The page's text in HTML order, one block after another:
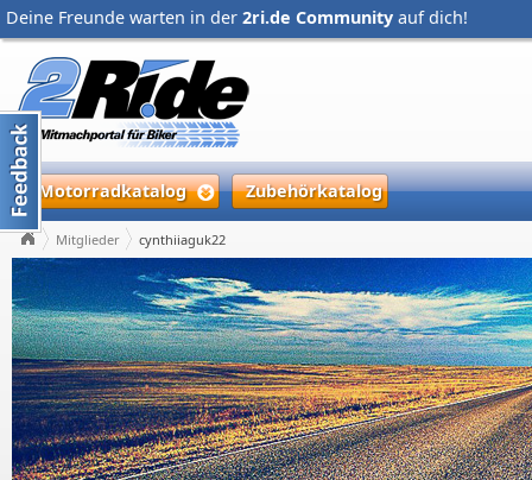
Deine Freunde warten in der 2ri.de Community auf dich!
Motorradkatalog Zubehörkatalog
Mitglieder cynthiiaguk22